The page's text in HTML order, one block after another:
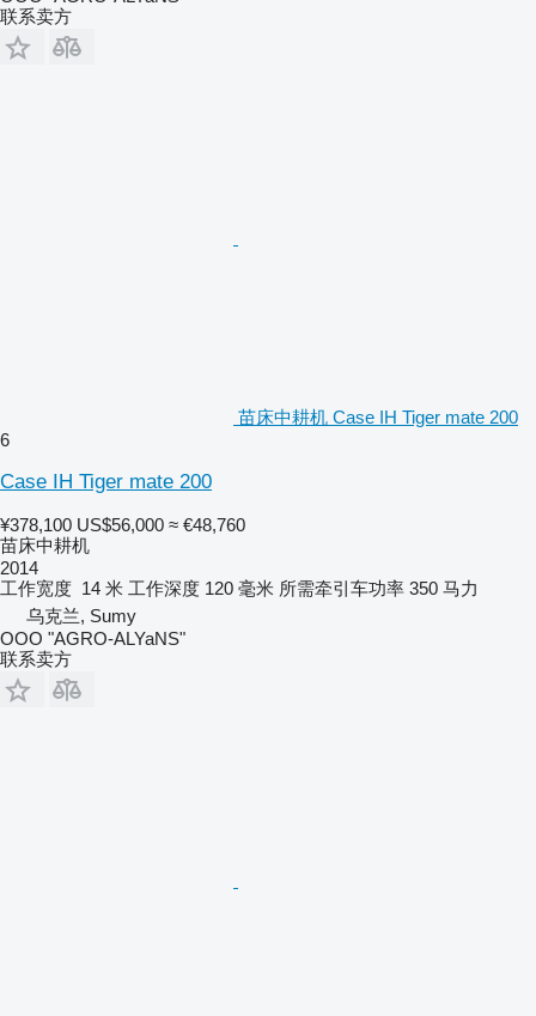
联系卖方
苗床中耕机 Case IH Tiger mate 200
6
Case IH Tiger mate 200
¥378,100 US$56,000 ≈ €48,760
苗床中耕机
2014
工作宽度 14 米 工作深度 120 毫米 所需牵引车功率 350 马力
乌克兰, Sumy
OOO "AGRO-ALYaNS"
联系卖方